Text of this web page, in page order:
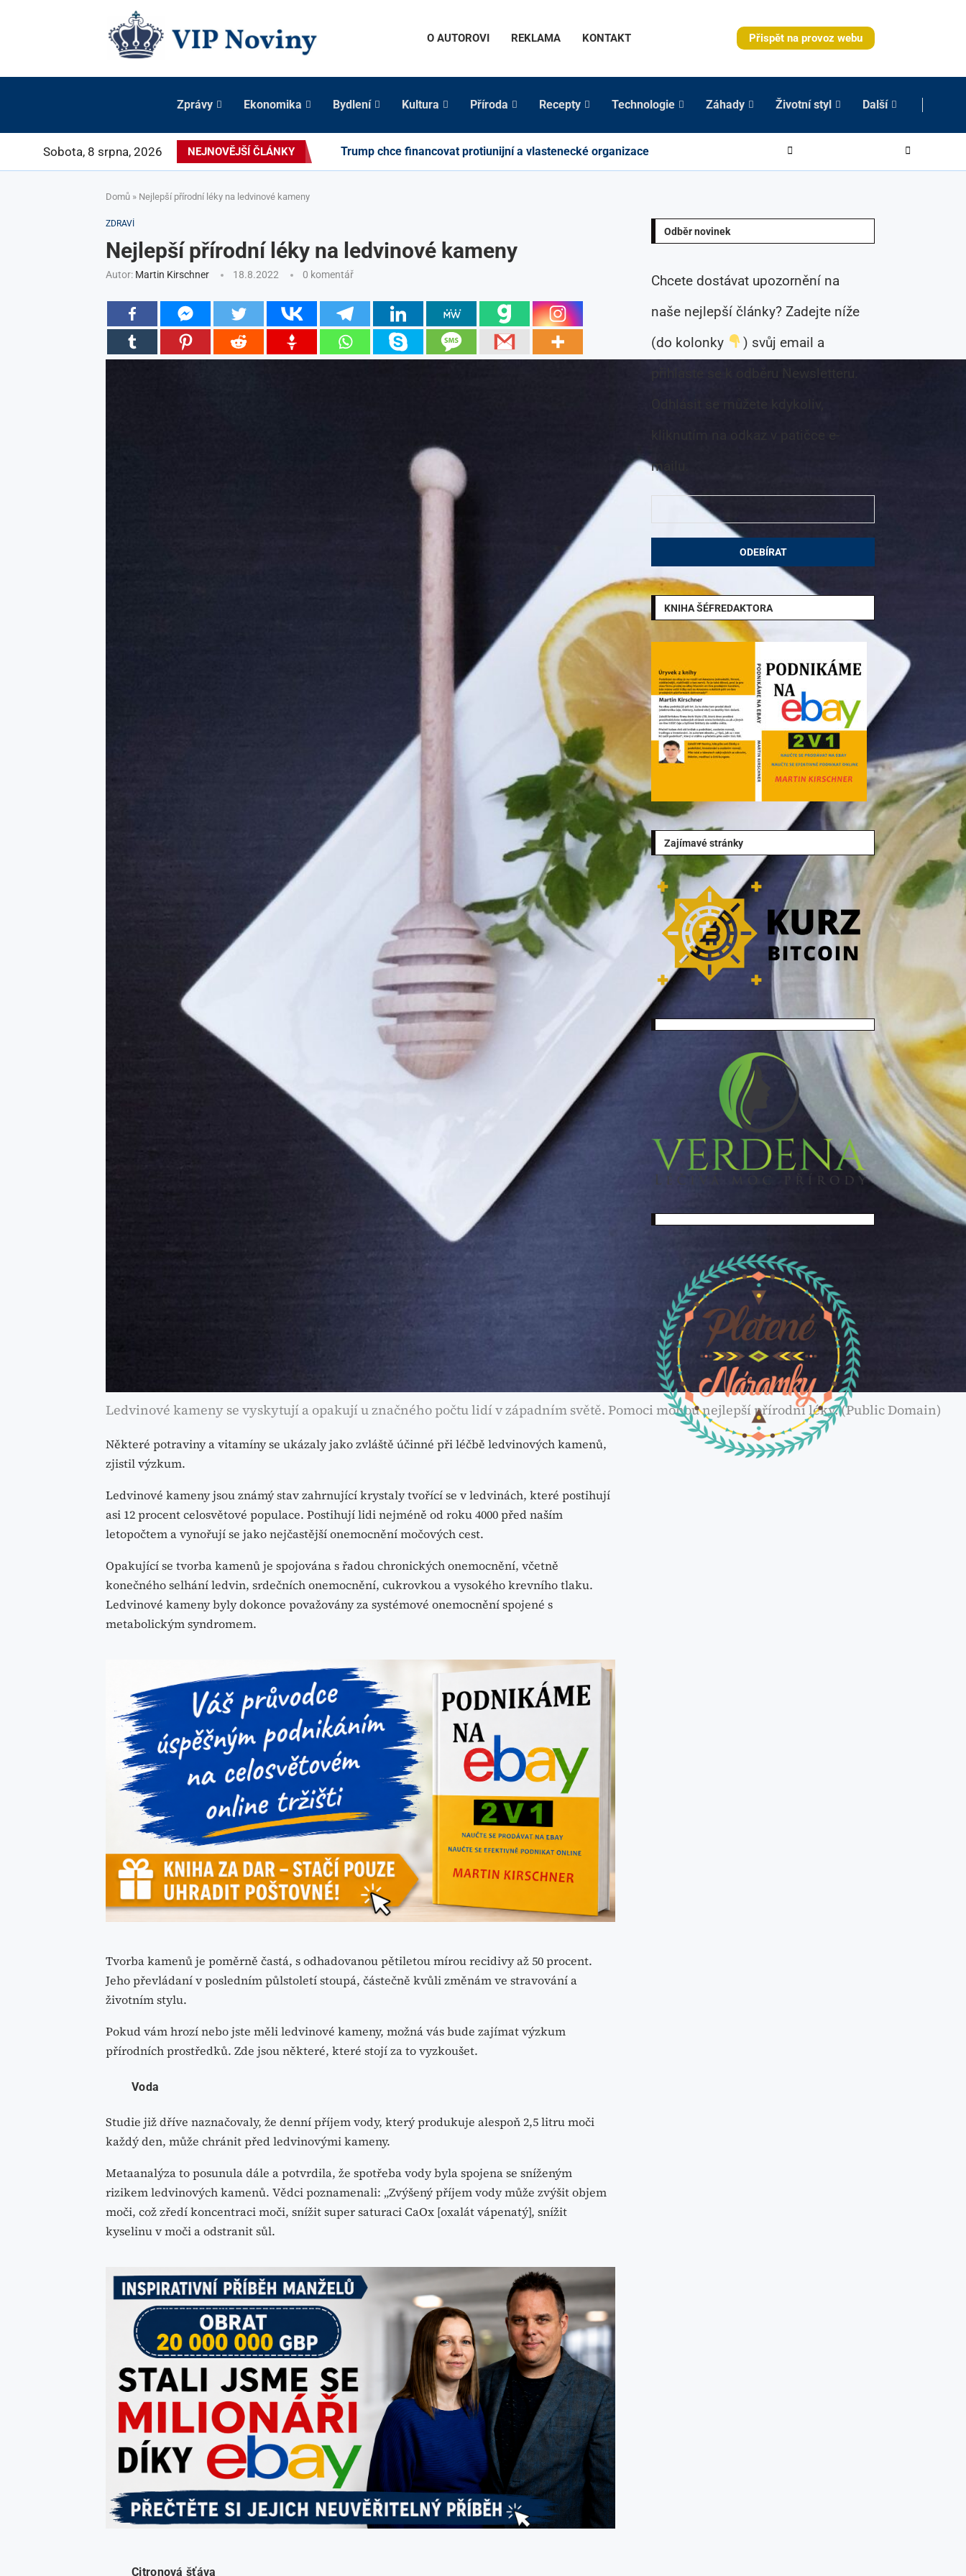
O AUTOROVI REKLAMA KONTAKT Přispět na provoz webu
Zprávy Ekonomika Bydlení Kultura Příroda Recepty Technologie Záhady Životní styl Další
Sobota, 8 srpna, 2026 NEJNOVĚJŠÍ ČLÁNKY Trump chce financovat protiunijní a vlastenecké organizace
Domů » Nejlepší přírodní léky na ledvinové kameny
ZDRAVÍ
Nejlepší přírodní léky na ledvinové kameny
Autor: Martin Kirschner 18.8.2022 0 komentář
Ledvinové kameny se vyskytují a opakují u značného počtu lidí v západním světě. Pomoci mohou nejlepší přírodní léky. (Public Domain)
Některé potraviny a vitamíny se ukázaly jako zvláště účinné při léčbě ledvinových kamenů,
zjistil výzkum.
Ledvinové kameny jsou známý stav zahrnující krystaly tvořící se v ledvinách, které postihují
asi 12 procent celosvětové populace. Postihují lidi nejméně od roku 4000 před naším
letopočtem a vynořují se jako nejčastější onemocnění močových cest.
Opakující se tvorba kamenů je spojována s řadou chronických onemocnění, včetně
konečného selhání ledvin, srdečních onemocnění, cukrovkou a vysokého krevního tlaku.
Ledvinové kameny byly dokonce považovány za systémové onemocnění spojené s
metabolickým syndromem.
Tvorba kamenů je poměrně častá, s odhadovanou pětiletou mírou recidivy až 50 procent.
Jeho převládaní v posledním půlstoletí stoupá, částečně kvůli změnám ve stravování a
životním stylu.
Pokud vám hrozí nebo jste měli ledvinové kameny, možná vás bude zajímat výzkum
přírodních prostředků. Zde jsou některé, které stojí za to vyzkoušet.
Voda
Studie již dříve naznačovaly, že denní příjem vody, který produkuje alespoň 2,5 litru moči
každý den, může chránit před ledvinovými kameny.
Metaanalýza to posunula dále a potvrdila, že spotřeba vody byla spojena se sníženým
rizikem ledvinových kamenů. Vědci poznamenali: „Zvýšený příjem vody může zvýšit objem
moči, což zředí koncentraci moči, snížit super saturaci CaOx [oxalát vápenatý], snížit
kyselinu v moči a odstranit sůl.
Citronová šťáva
Odběr novinek
Chcete dostávat upozornění na
naše nejlepší články? Zadejte níže
(do kolonky
) svůj email a
přihlaste se k odběru Newsletteru.
Odhlásit se můžete kdykoliv,
kliknutím na odkaz v patičce e-
mailu.
KNIHA ŠÉFREDAKTORA
Zajímavé stránky